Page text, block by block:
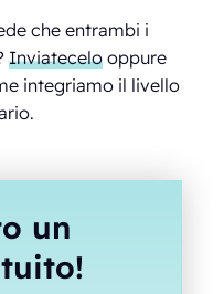
che entrambi i
Inviatecelo oppure
integriamo il livello
un